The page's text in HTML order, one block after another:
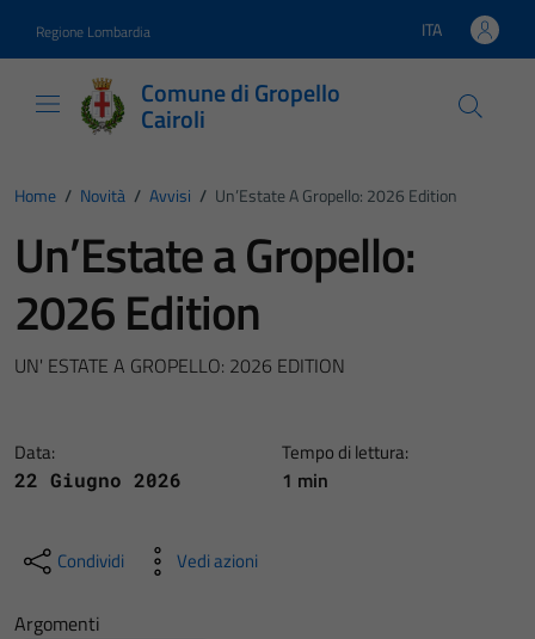
Regione Lombardia Lingua attiva:
ITA
Comune di Gropello
Cairoli
Home / Novità / Avvisi / Un’Estate A Gropello: 2026 Edition
Un’Estate a Gropello:
2026 Edition
UN' ESTATE A GROPELLO: 2026 EDITION
Data:
22 Giugno 2026
Tempo di lettura:
1 min
Condividi Vedi azioni
Argomenti